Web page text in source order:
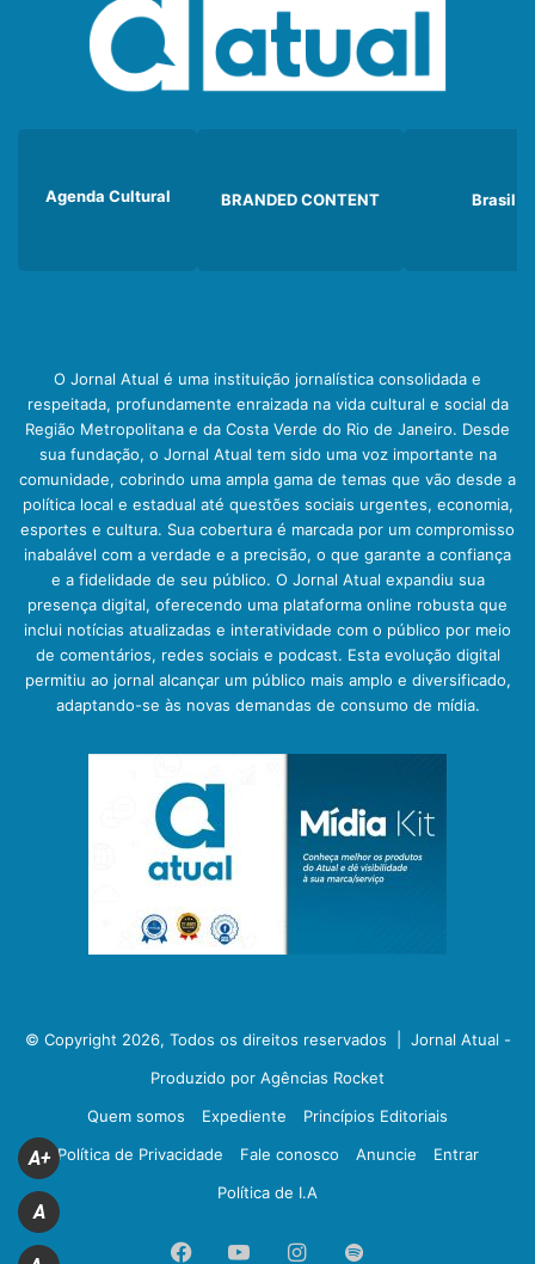
Agenda Cultural BRANDED CONTENT Brasil
O Jornal Atual é uma instituição jornalística consolidada e
respeitada, profundamente enraizada na vida cultural e social da
Região Metropolitana e da Costa Verde do Rio de Janeiro. Desde
sua fundação, o Jornal Atual tem sido uma voz importante na
comunidade, cobrindo uma ampla gama de temas que vão desde a
política local e estadual até questões sociais urgentes, economia,
esportes e cultura. Sua cobertura é marcada por um compromisso
inabalável com a verdade e a precisão, o que garante a confiança
e a fidelidade de seu público. O Jornal Atual expandiu sua
presença digital, oferecendo uma plataforma online robusta que
inclui notícias atualizadas e interatividade com o público por meio
de comentários, redes sociais e podcast. Esta evolução digital
permitiu ao jornal alcançar um público mais amplo e diversificado,
adaptando-se às novas demandas de consumo de mídia.
© Copyright 2026, Todos os direitos reservados | Jornal Atual -
Produzido por Agências Rocket
Quem somos
Expediente
Princípios Editoriais
Política de Privacidade
Fale conosco Anuncie
Entrar
Política de I.A
FacebookYouTubeInstagram
Spotify
A+
A